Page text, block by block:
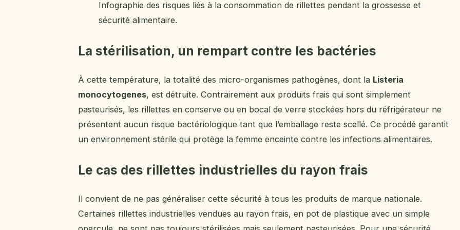
Infographie des risques liés à la consommation de rillettes pendant la grossesse et
sécurité alimentaire.
La stérilisation, un rempart contre les bactéries
À cette température, la totalité des micro-organismes pathogènes, dont la Listeria
monocytogenes, est détruite. Contrairement aux produits frais qui sont simplement
pasteurisés, les rillettes en conserve ou en bocal de verre stockées hors du réfrigérateur ne
présentent aucun risque bactériologique tant que l’emballage reste scellé. Ce procédé garantit
un environnement stérile qui protège la femme enceinte contre les infections alimentaires.
Le cas des rillettes industrielles du rayon frais
Il convient de ne pas généraliser cette sécurité à tous les produits de marque nationale.
Certaines rillettes industrielles vendues au rayon frais, en pot de plastique avec un simple